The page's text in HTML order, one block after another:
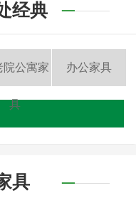
经典
院公寓家
具
办公家具
具